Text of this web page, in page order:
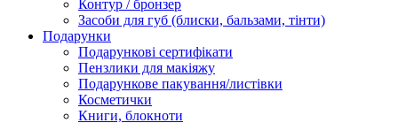
Контур / бронзер
Засоби для губ (блиски, бальзами, тінти)
Подарунки
Подарункові сертифікати
Пензлики для макіяжу
Подарункове пакування/листівки
Косметички
Книги, блокноти